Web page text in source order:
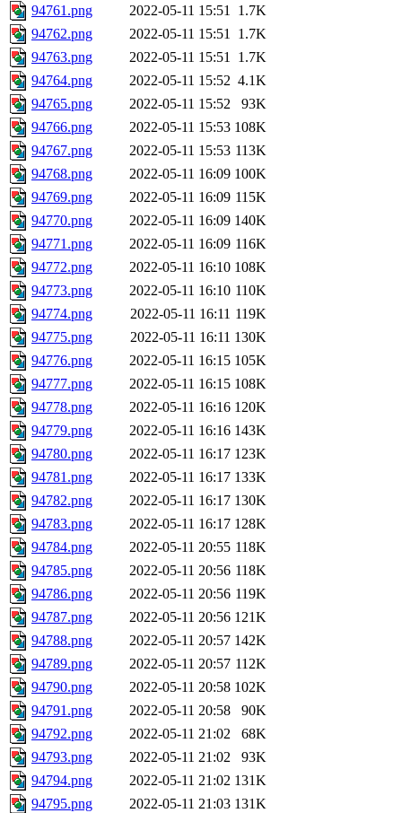
94761.png
2022-05-11 15:51 1.7K
94762.png
2022-05-11 15:51 1.7K
94763.png
2022-05-11 15:51 1.7K
94764.png
2022-05-11 15:52 4.1K
94765.png
2022-05-11 15:52
93K
94766.png
2022-05-11 15:53 108K
94767.png
2022-05-11 15:53 113K
94768.png
2022-05-11 16:09 100K
94769.png
2022-05-11 16:09 115K
94770.png
2022-05-11 16:09 140K
94771.png
2022-05-11 16:09 116K
94772.png
2022-05-11 16:10 108K
94773.png
2022-05-11 16:10 110K
94774.png
2022-05-11 16:11 119K
94775.png
2022-05-11 16:11 130K
94776.png
2022-05-11 16:15 105K
94777.png
2022-05-11 16:15 108K
94778.png
2022-05-11 16:16 120K
94779.png
2022-05-11 16:16 143K
94780.png
2022-05-11 16:17 123K
94781.png
2022-05-11 16:17 133K
94782.png
2022-05-11 16:17 130K
94783.png
2022-05-11 16:17 128K
94784.png
2022-05-11 20:55 118K
94785.png
2022-05-11 20:56 118K
94786.png
2022-05-11 20:56 119K
94787.png
2022-05-11 20:56 121K
94788.png
2022-05-11 20:57 142K
94789.png
2022-05-11 20:57 112K
94790.png
2022-05-11 20:58 102K
94791.png
2022-05-11 20:58
90K
94792.png
2022-05-11 21:02
68K
94793.png
2022-05-11 21:02
93K
94794.png
2022-05-11 21:02 131K
94795.png
2022-05-11 21:03 131K